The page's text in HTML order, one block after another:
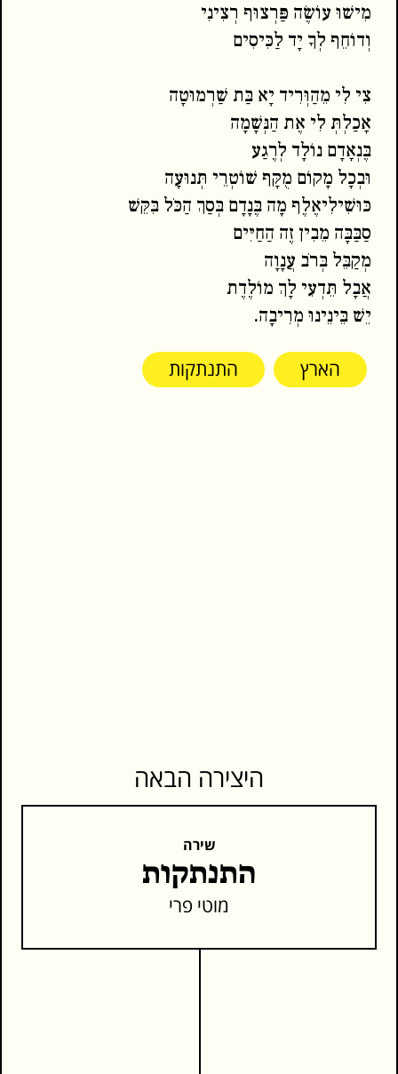
מִישׁוּ עוֹשֶׂה פַּרְצוּף רְצִינִי
וְדוֹחֵף לְךָ יָד לַכִּיסִים
צִי לִי מֵהַוְּרִיד יָא בַּת שַׁרְמוּטָה
אָכַלְתְּ לִי אֶת הַנְּשָׁמָה
בֶּנְאָדָם נוֹלָד לְרֶגַע
וּבְכָל מָקוֹם מֻקָּף שׁוֹטְרֵי תְּנוּעָה
כּוּשִׁילִיאֶלֶף מָה בֶּנָדָם בְּסַךְ הַכֹּל בִּקֵּשׁ
סַבַּבָּה מֵבִין זֶה הַחַיִּים
מְקַבֵּל בְּרֹב עֲנָוָה
אֲבָל תֵּדְעִי לָךְ מוֹלֶדֶת
יֵשׁ בֵּינֵינוּ מְרִיבָה.
הארץ התנתקות
היצירה הבאה
שירה
התנתקות
מוטי פרי